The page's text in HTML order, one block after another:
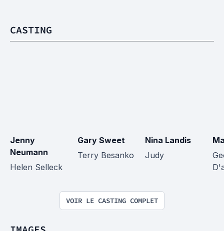
CASTING
Jenny
Neumann
Helen Selleck
Gary Sweet
Terry Besanko
Nina Landis
Judy
VOIR LE CASTING COMPLET